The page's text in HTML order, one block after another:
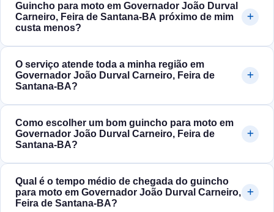
Guincho para moto em Governador João Durval
Carneiro, Feira de Santana‑BA próximo de mim
custa menos?
O serviço atende toda a minha região em
Governador João Durval Carneiro, Feira de
Santana‑BA?
Como escolher um bom guincho para moto em
Governador João Durval Carneiro, Feira de
Santana‑BA?
Qual é o tempo médio de chegada do guincho
para moto em Governador João Durval Carneiro,
Feira de Santana‑BA?